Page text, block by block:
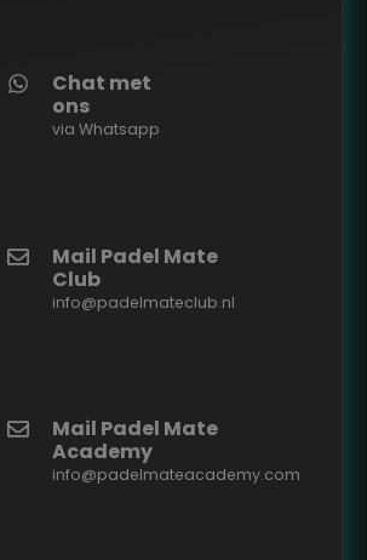
Chat met
ons
via Whatsapp
Mail Padel Mate
Club
info@padelmateclub.nl
Mail Padel Mate
Academy
info@padelmateacademy.com